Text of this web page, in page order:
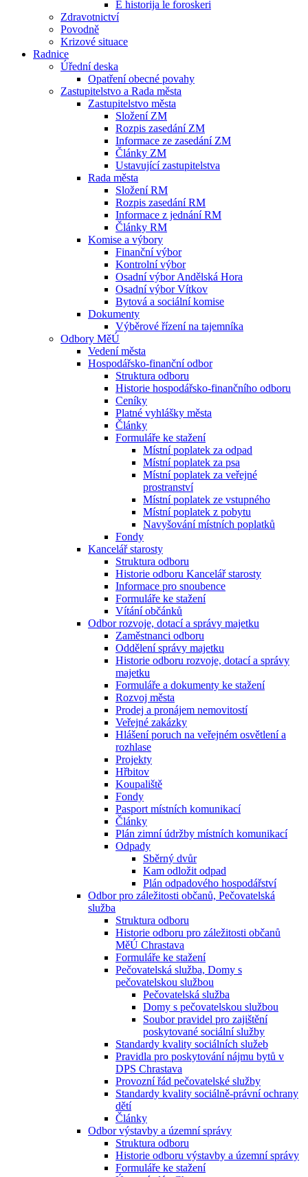
E historija le foroskeri
Zdravotnictví
Povodně
Krizové situace
Radnice
Úřední deska
Opatření obecné povahy
Zastupitelstvo a Rada města
Zastupitelstvo města
Složení ZM
Rozpis zasedání ZM
Informace ze zasedání ZM
Články ZM
Ustavující zastupitelstva
Rada města
Složení RM
Rozpis zasedání RM
Informace z jednání RM
Články RM
Komise a výbory
Finanční výbor
Kontrolní výbor
Osadní výbor Andělská Hora
Osadní výbor Vítkov
Bytová a sociální komise
Dokumenty
Výběrové řízení na tajemníka
Odbory MěÚ
Vedení města
Hospodářsko-finanční odbor
Struktura odboru
Historie hospodářsko-finančního odboru
Ceníky
Platné vyhlášky města
Články
Formuláře ke stažení
Místní poplatek za odpad
Místní poplatek za psa
Místní poplatek za veřejné
prostranství
Místní poplatek ze vstupného
Místní poplatek z pobytu
Navyšování místních poplatků
Fondy
Kancelář starosty
Struktura odboru
Historie odboru Kancelář starosty
Informace pro snoubence
Formuláře ke stažení
Vítání občánků
Odbor rozvoje, dotací a správy majetku
Zaměstnanci odboru
Oddělení správy majetku
Historie odboru rozvoje, dotací a správy
majetku
Formuláře a dokumenty ke stažení
Rozvoj města
Prodej a pronájem nemovitostí
Veřejné zakázky
Hlášení poruch na veřejném osvětlení a
rozhlase
Projekty
Hřbitov
Koupaliště
Fondy
Pasport místních komunikací
Články
Plán zimní údržby místních komunikací
Odpady
Sběrný dvůr
Kam odložit odpad
Plán odpadového hospodářství
Odbor pro záležitosti občanů, Pečovatelská
služba
Struktura odboru
Historie odboru pro záležitosti občanů
MěÚ Chrastava
Formuláře ke stažení
Pečovatelská služba, Domy s
pečovatelskou službou
Pečovatelská služba
Domy s pečovatelskou službou
Soubor pravidel pro zajištění
poskytované sociální služby
Standardy kvality sociálních služeb
Pravidla pro poskytování nájmu bytů v
DPS Chrastava
Provozní řád pečovatelské služby
Standardy kvality sociálně-právní ochrany
dětí
Články
Odbor výstavby a územní správy
Struktura odboru
Historie odboru výstavby a územní správy
Formuláře ke stažení